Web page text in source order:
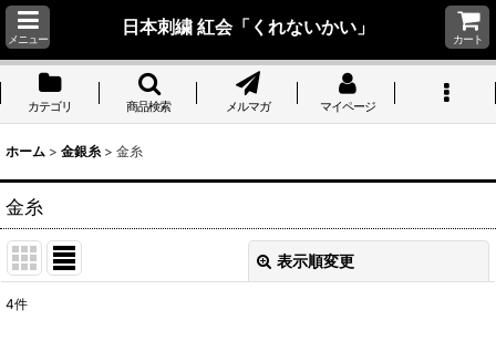
メニュー
日本刺繍 紅会「くれないかい」
カート
カテゴリ 商品検索 メルマガ マイページ
ホーム > 金銀糸 > 金糸
金糸
表示順変更
4件